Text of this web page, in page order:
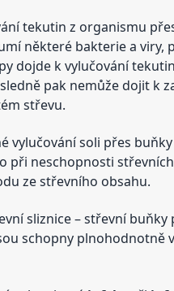
tekutin z organismu
některé bakterie a viry,
dojde k vylučování
pak nemůže dojit k
střevu.
vylučování soli přes
při neschopnosti
ze střevního obsahu.
sliznice – střevní buňky
schopny plnohodnotně